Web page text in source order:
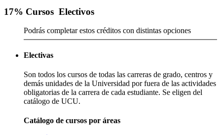
17% Cursos Electivos
Podrás completar estos créditos con distintas opciones
Electivas
Son todos los cursos de todas las carreras de grado, centros y
demás unidades de la Universidad por fuera de las actividades
obligatorias de la carrera de cada estudiante. Se eligen del
catálogo de UCU.
Catálogo de cursos por áreas